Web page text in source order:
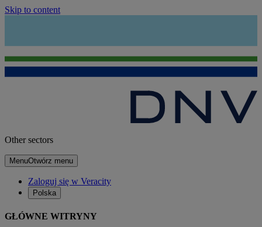
Skip to content
Other sectors
MenuOtwórz menu
Zaloguj się w Veracity
Polska
GŁÓWNE WITRYNY